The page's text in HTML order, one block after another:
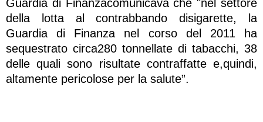
Guardia di Finanzacomunicava che "nel settore
della lotta al contrabbando disigarette, la
Guardia di Finanza nel corso del 2011 ha
sequestrato circa280 tonnellate di tabacchi, 38
delle quali sono risultate contraffatte e,quindi,
altamente pericolose per la salute”.